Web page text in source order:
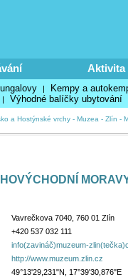
Aktivita
| Kempy a
| Výhodné balíčky ubytování
a Hostýnské vrchy - Muzea - Zlín -
Vavrečkova 7040, 760 01 Zlín
+420 537 032 111
info(zavináč)muzeum-
http://www.muzeum.zlin.cz
49°13'29,231"N, 17°39'30,876"E